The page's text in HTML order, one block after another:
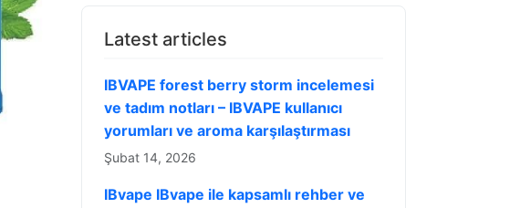
Latest articles
IBVAPE forest berry storm incelemesi
ve tadım notları – IBVAPE kullanıcı
yorumları ve aroma karşılaştırması
Şubat 14, 2026
IBvape IBvape ile kapsamlı rehber ve